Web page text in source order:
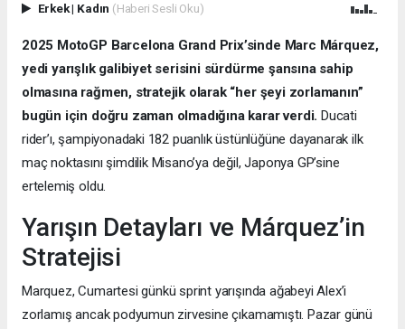
Erkek| Kadın (Haberi Sesli Oku)
2025 MotoGP Barcelona Grand Prix’sinde Marc Márquez,
yedi yarışlık galibiyet serisini sürdürme şansına sahip
olmasına rağmen, stratejik olarak “her şeyi zorlamanın”
bugün için doğru zaman olmadığına karar verdi. Ducati
rider’ı, şampiyonadaki 182 puanlık üstünlüğüne dayanarak ilk
maç noktasını şimdilik Misano’ya değil, Japonya GP’sine
ertelemiş oldu.
Yarışın Detayları ve Márquez’in
Stratejisi
Marquez, Cumartesi günkü sprint yarışında ağabeyi Alex’i
zorlamış ancak podyumun zirvesine çıkamamıştı. Pazar günü